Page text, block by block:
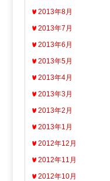
2013年8月
2013年7月
2013年6月
2013年5月
2013年4月
2013年3月
2013年2月
2013年1月
2012年12月
2012年11月
2012年10月